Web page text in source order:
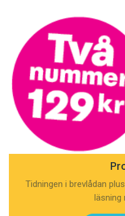
Tidningen i brevlådan
läsning